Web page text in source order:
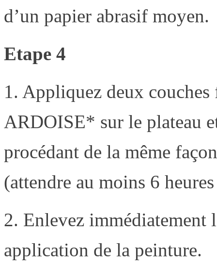
d’un papier abrasif moyen.
Etape 4
1. Appliquez deux
ARDOISE* sur le plateau
procédant de la même
(attendre au moins 6
2. Enlevez immédiatement
application de la peinture.